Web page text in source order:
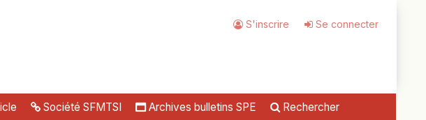
S'inscrire Se connecter
Société SFMTSI Archives bulletins SPE Rechercher